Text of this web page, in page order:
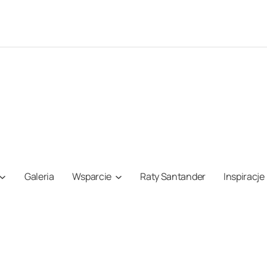
Galeria Wsparcie Raty Santander Inspiracje